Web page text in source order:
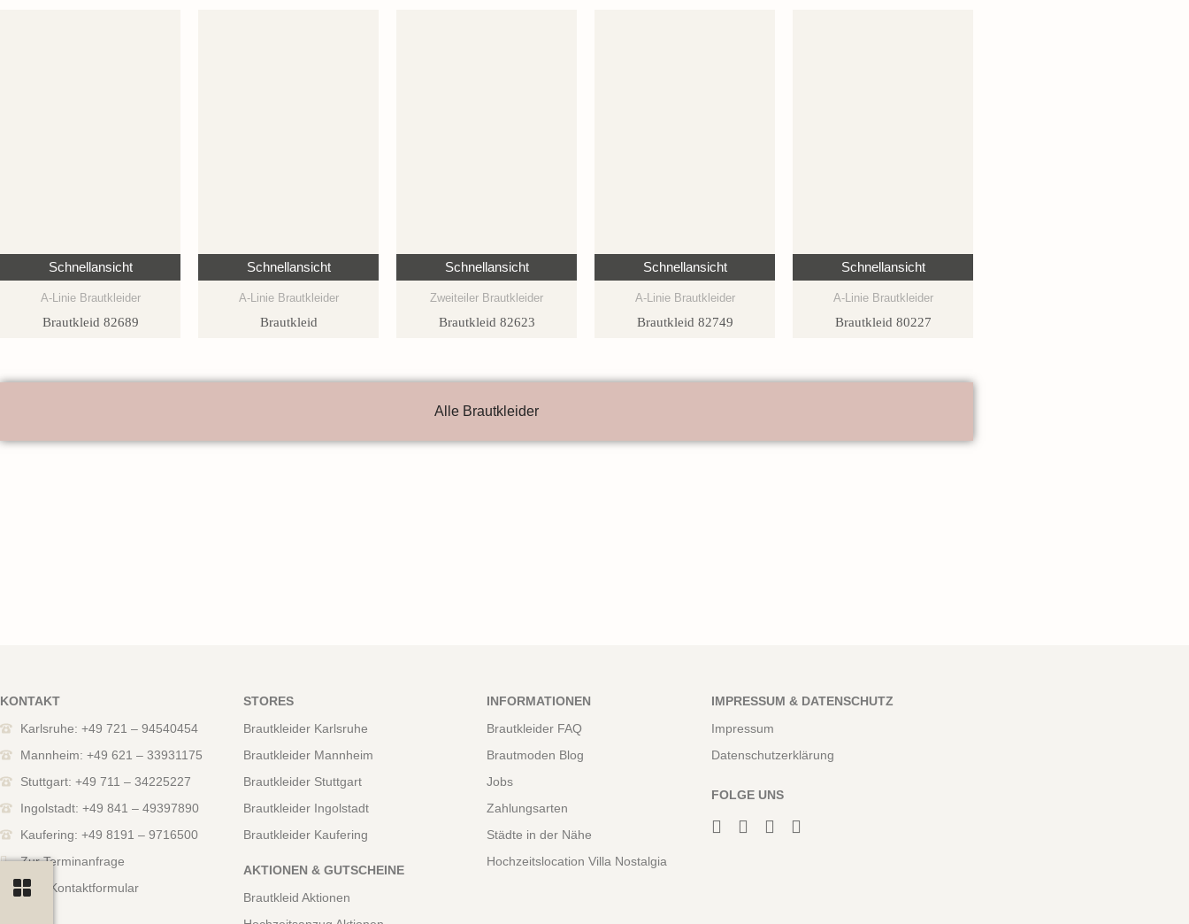
Schnellansicht
A-Linie Brautkleider
Brautkleid 82689
Schnellansicht
A-Linie Brautkleider
Brautkleid
Schnellansicht
Zweiteiler Brautkleider
Brautkleid 82623
Schnellansicht
A-Linie Brautkleider
Brautkleid 82749
Schnellansicht
A-Linie Brautkleider
Brautkleid 80227
Alle Brautkleider
KONTAKT
Karlsruhe: +49 721 – 94540454
Mannheim: +49 621 – 33931175
Stuttgart: +49 711 – 34225227
Ingolstadt: +49 841 – 49397890
Kaufering: +49 8191 – 9716500
Zur Terminanfrage
Zum Kontaktformular
STORES
Brautkleider Karlsruhe
Brautkleider Mannheim
Brautkleider Stuttgart
Brautkleider Ingolstadt
Brautkleider Kaufering
AKTIONEN & GUTSCHEINE
Brautkleid Aktionen
INFORMATIONEN
Brautkleider FAQ
Brautmoden Blog
Jobs
Zahlungsarten
Städte in der Nähe
Hochzeitslocation Villa Nostalgia
IMPRESSUM & DATENSCHUTZ
Impressum
Datenschutzerklärung
FOLGE UNS